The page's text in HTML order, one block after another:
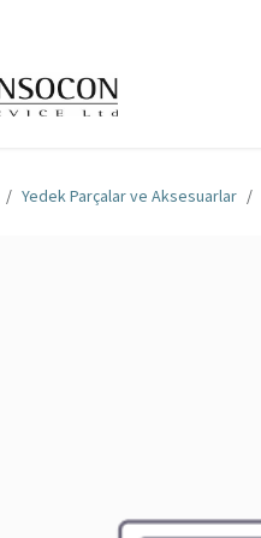
Yedek Parçalar ve Aksesuarlar